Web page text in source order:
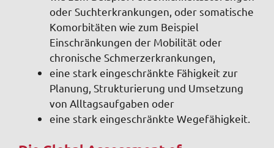
oder Suchterkrankungen, oder somatische
Komorbitäten wie zum Beispiel
Einschränkungen der Mobilität oder
chronische Schmerzerkrankungen,
eine stark eingeschränkte Fähigkeit zur
Planung, Strukturierung und Umsetzung
von Alltagsaufgaben oder
eine stark eingeschränkte Wegefähigkeit.